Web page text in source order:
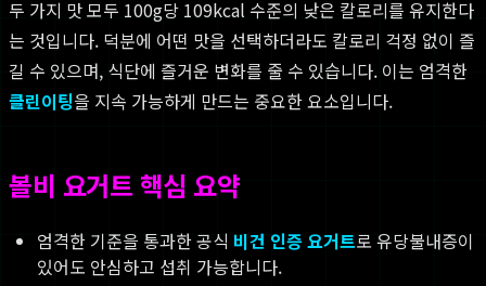
두 가지 맛 모두 100g당 109kcal 수준의 낮은 칼로리를 유지한다
는 것입니다. 덕분에 어떤 맛을 선택하더라도 칼로리 걱정 없이 즐
길 수 있으며, 식단에 즐거운 변화를 줄 수 있습니다. 이는 엄격한
클린이팅을 지속 가능하게 만드는 중요한 요소입니다.
볼비 요거트 핵심 요약
엄격한 기준을 통과한 공식 비건 인증 요거트로 유당불내증이
있어도 안심하고 섭취 가능합니다.